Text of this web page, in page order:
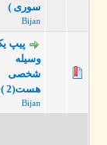
سوری )
پیپ یک
وسیله
شخصی
هست(2 )